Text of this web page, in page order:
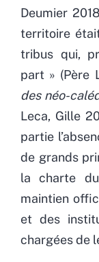
Deumier
territoire
tribus qui,
part » (Père
des néo-
Leca, Gille
partie
de grands
la charte
maintien
et des
chargées de